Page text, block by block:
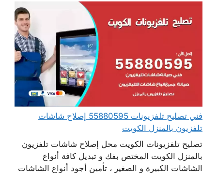
فني تصليح تلفزيونات 55880595 إصلاح شاشات
تلفزيون بالمنزل الكويت
تصليح تلفزيونات الكويت محل إصلاح شاشات تلفزيون
بالمنزل الكويت المختص بفك و تبديل كافة أنواع
الشاشات الكبيرة و الصغير ، تأمين أجود أنواع الشاشات